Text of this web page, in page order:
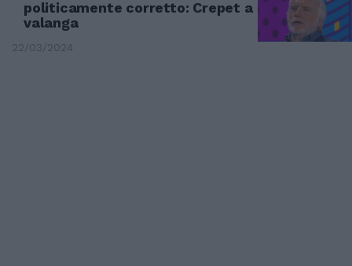
politicamente corretto: Crepet a
valanga
22/03/2024